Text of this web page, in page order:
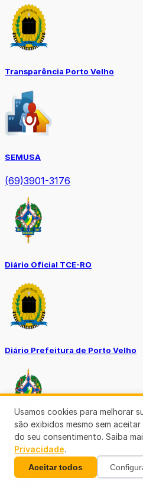
Transparência Porto Velho
SEMUSA
(69)3901-3176
Diário Oficial TCE-RO
Diário Prefeitura de Porto Velho
Diário Oficial de RO
Usamos cookies para melhorar
são exibidos mesmo sem
do seu consentimento. Saiba
Privacidade.
Aceitar todos